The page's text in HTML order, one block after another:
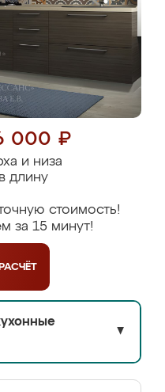
000 ₽
и низа
длину
стоимость!
за 15 минут!
РАСЧЁТ
▼